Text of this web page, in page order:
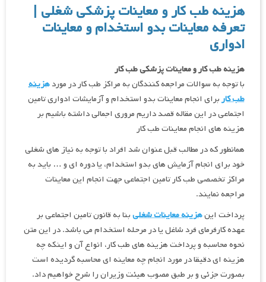
هزینه طب کار و معاینات پزشکی شغلی |
تعرفه معاینات بدو استخدام و معاینات
ادواری
هزینه طب کار و معاینات پزشکی طب کار
با توجه به سوالات مراجعه کنندگان به مراکز طب کار در موردهزینه
طب کاربرای انجام معاینات بدو استخدام و آزمایشات ادواری تامین
اجتماعی در این مقاله قصد داریم مروری اجمالی داشته باشیم بر
هزینه های انجام معاینات طب کار
همانطور که در مطالب قبل عنوان شد افراد با توجه به نیاز های شغلی
خود برای انجام آزمایش های بدو استخدام، یا دوره ای و … باید به
مراکز تخصصی طب کار تامین اجتماعی جهت انجام این معاینات
مراجعه نمایند.
پرداخت اینهزینه معاینات شغلیبنا به قانون تامین اجتماعی بر
عهده کارفرمای فرد شاغل یا در مرحله استخدام می باشد. در این متن
نحوه محاسبه و پرداخت هزینه های طب کار، انواع آن و اینکه چه
هزینه ای دقیقا در مورد انجام چه معاینه ای محاسبه گردیده است
بصورت جزئی و بر طبق مصوب هیئت وزیران را شرح خواهیم داد.